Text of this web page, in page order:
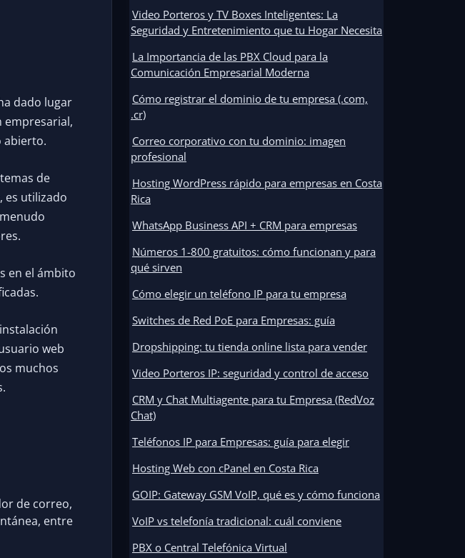
dado lugar
empresarial,
abierto.
de
es utilizado
en el ámbito
web
muchos
de correo,
entre
Video Porteros y TV Boxes Inteligentes: La
Seguridad y Entretenimiento que tu Hogar Necesita
La Importancia de las PBX Cloud para la
Comunicación Empresarial Moderna
Cómo registrar el dominio de tu empresa (.com,
.cr)
Correo corporativo con tu dominio: imagen
profesional
Hosting WordPress rápido para empresas en Costa
Rica
WhatsApp Business API + CRM para empresas
Números 1-800 gratuitos: cómo funcionan y para
qué sirven
Cómo elegir un teléfono IP para tu empresa
Switches de Red PoE para Empresas: guía
Dropshipping: tu tienda online lista para vender
Video Porteros IP: seguridad y control de acceso
CRM y Chat Multiagente para tu Empresa (RedVoz
Chat)
Teléfonos IP para Empresas: guía para elegir
Hosting Web con cPanel en Costa Rica
GOIP: Gateway GSM VoIP, qué es y cómo funciona
VoIP vs telefonía tradicional: cuál conviene
PBX o Central Telefónica Virtual